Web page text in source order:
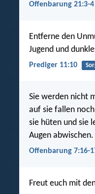
Offenbarung 21:3-4
Entferne den
Jugend und
Prediger 11:10
Sie werden nicht
auf sie fallen
sie hüten und sie
Augen abwischen.
Offenbarung 7:16-
Freut euch mit